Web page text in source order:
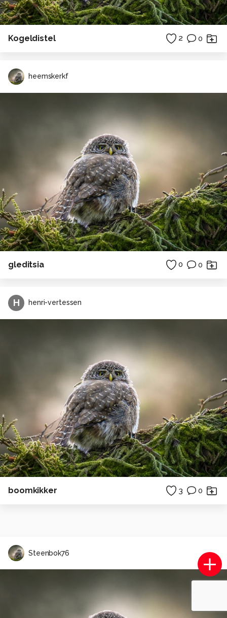
Kogeldistel 2 0
heemskerkf
gleditsia 0 0
H henri-vertessen
boomkikker 3 0
Steenbok76